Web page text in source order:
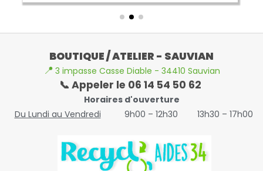
BOUTIQUE / ATELIER - SAUVIAN
📍 3 impasse Casse Diable - 34410 Sauvian
📞 Appeler le 06 14 54 50 62
Horaires d'ouverture
Du Lundi au Vendredi
9h00 – 12h30 13h30 – 17h00